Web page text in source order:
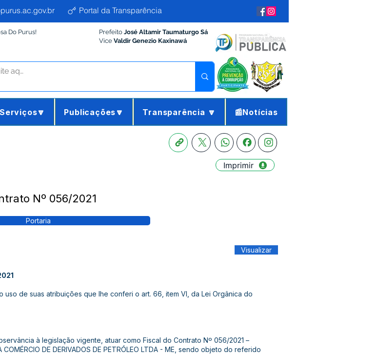
Portal da Transparência
Do Purus! Prefeito José Altamir Taumaturgo Sá
Vice Valdir Genezio Kaxinawá
Serviços🔽 Publicações🔽 Transparência 🔽 📰Notícias
Imprimir
Nº 056/2021
Portaria
Visualizar
uso de suas atribuições que lhe conferi o art. 66, item VI, da Lei Orgânica do
à legislação vigente, atuar como Fiscal do Contrato Nº 056/2021 –
DE DERIVADOS DE PETRÓLEO LTDA - ME, sendo objeto do referido